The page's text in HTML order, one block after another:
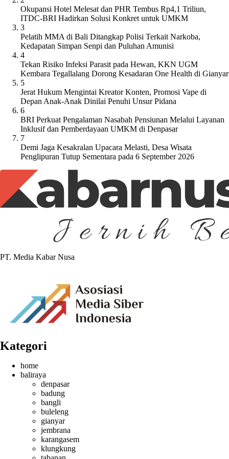
Okupansi Hotel Melesat dan PHR Tembus Rp4,1 Triliun,
ITDC-BRI Hadirkan Solusi Konkret untuk UMKM
3
Pelatih MMA di Bali Ditangkap Polisi Terkait Narkoba,
Kedapatan Simpan Senpi dan Puluhan Amunisi
4
Tekan Risiko Infeksi Parasit pada Hewan, KKN UGM
Kembara Tegallalang Dorong Kesadaran One Health di Gianyar
5
Jerat Hukum Mengintai Kreator Konten, Promosi Vape di
Depan Anak-Anak Dinilai Penuhi Unsur Pidana
6
BRI Perkuat Pengalaman Nasabah Pensiunan Melalui Layanan
Inklusif dan Pemberdayaan UMKM di Denpasar
7
Demi Jaga Kesakralan Upacara Melasti, Desa Wisata
Penglipuran Tutup Sementara pada 6 September 2026
PT. Media Kabar Nusa
Kategori
home
baliraya
denpasar
badung
bangli
buleleng
gianyar
jembrana
karangasem
klungkung